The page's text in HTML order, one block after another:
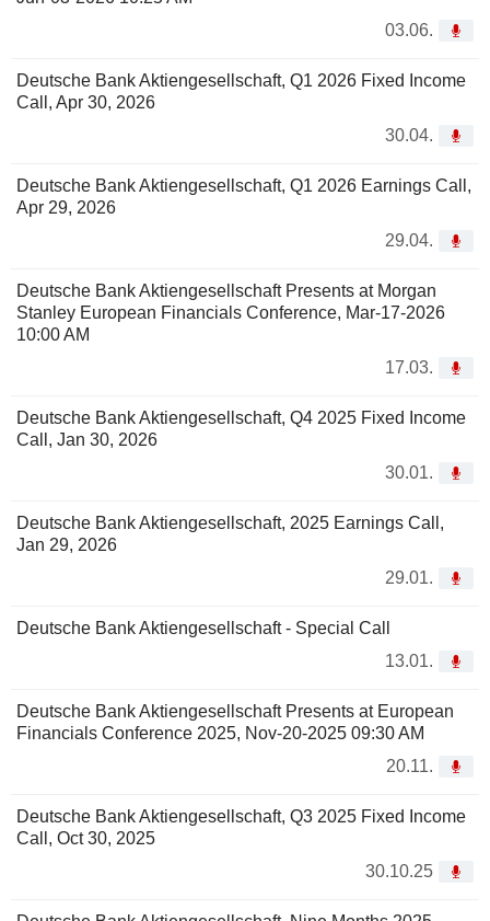
03.06.
Deutsche Bank Aktiengesellschaft, Q1 2026 Fixed Income
Call, Apr 30, 2026
30.04.
Deutsche Bank Aktiengesellschaft, Q1 2026 Earnings Call,
Apr 29, 2026
29.04.
Deutsche Bank Aktiengesellschaft Presents at Morgan
Stanley European Financials Conference, Mar-17-2026
10:00 AM
17.03.
Deutsche Bank Aktiengesellschaft, Q4 2025 Fixed Income
Call, Jan 30, 2026
30.01.
Deutsche Bank Aktiengesellschaft, 2025 Earnings Call,
Jan 29, 2026
29.01.
Deutsche Bank Aktiengesellschaft - Special Call
13.01.
Deutsche Bank Aktiengesellschaft Presents at European
Financials Conference 2025, Nov-20-2025 09:30 AM
20.11.
Deutsche Bank Aktiengesellschaft, Q3 2025 Fixed Income
Call, Oct 30, 2025
30.10.25